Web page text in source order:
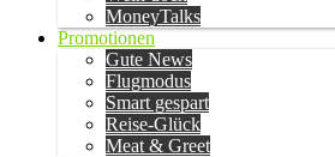
MoneyTalks
Promotionen
Gute News
Flugmodus
Smart gespart
Reise-Glück
Meat & Greet